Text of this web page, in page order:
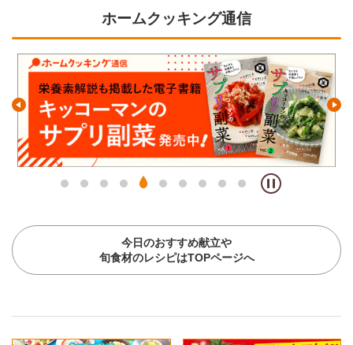
ホームクッキング通信
今日のおすすめ献立や
旬食材のレシピはTOPページへ